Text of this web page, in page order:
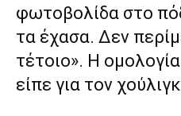
φωτοβολίδα στο
τα έχασα. Δεν
τέτοιο». Η
είπε για τον